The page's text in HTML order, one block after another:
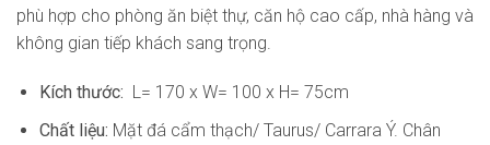
phù hợp cho phòng ăn biệt thự, căn hộ cao cấp, nhà hàng và
không gian tiếp khách sang trọng.
Kích thước: L= 170 x W= 100 x H= 75cm
Chất liệu: Mặt đá cẩm thạch/ Taurus/ Carrara Ý. Chân